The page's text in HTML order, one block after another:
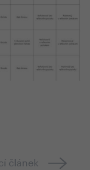
článek